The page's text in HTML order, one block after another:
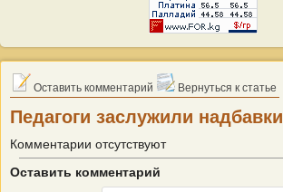
Оставить комментарий Вернуться к статье
Педагоги заслужили надбавки
Комментарии отсутствуют
Оставить комментарий